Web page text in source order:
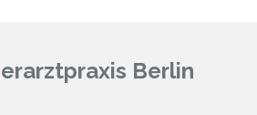
Berlin